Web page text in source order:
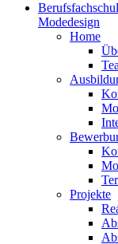
Modedesign
Home
Projekte